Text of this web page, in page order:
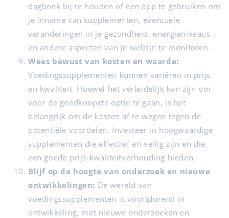
dagboek bij te houden of een app te gebruiken om
je inname van supplementen, eventuele
veranderingen in je gezondheid, energieniveaus
en andere aspecten van je welzijn te monitoren.
Wees bewust van kosten en waarde:
Voedingssupplementen kunnen variëren in prijs
en kwaliteit. Hoewel het verleidelijk kan zijn om
voor de goedkoopste optie te gaan, is het
belangrijk om de kosten af te wegen tegen de
potentiële voordelen. Investeer in hoogwaardige
supplementen die effectief en veilig zijn en die
een goede prijs-kwaliteitverhouding bieden.
Blijf op de hoogte van onderzoek en nieuwe
ontwikkelingen: De wereld van
voedingssupplementen is voortdurend in
ontwikkeling, met nieuwe onderzoeken en